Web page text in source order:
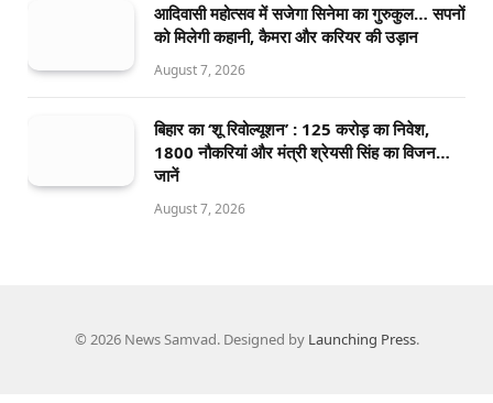
आदिवासी महोत्सव में सजेगा सिनेमा का गुरुकुल… सपनों
को मिलेगी कहानी, कैमरा और करियर की उड़ान
August 7, 2026
बिहार का ‘शू रिवोल्यूशन’ : 125 करोड़ का निवेश,
1800 नौकरियां और मंत्री श्रेयसी सिंह का विजन…
जानें
August 7, 2026
© 2026 News Samvad. Designed by Launching Press.